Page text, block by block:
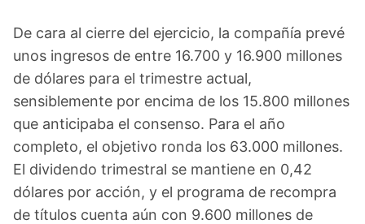
De cara al cierre del ejercicio, la compañía prevé
unos ingresos de entre 16.700 y 16.900 millones
de dólares para el trimestre actual,
sensiblemente por encima de los 15.800 millones
que anticipaba el consenso. Para el año
completo, el objetivo ronda los 63.000 millones.
El dividendo trimestral se mantiene en 0,42
dólares por acción, y el programa de recompra
de títulos cuenta aún con 9.600 millones de